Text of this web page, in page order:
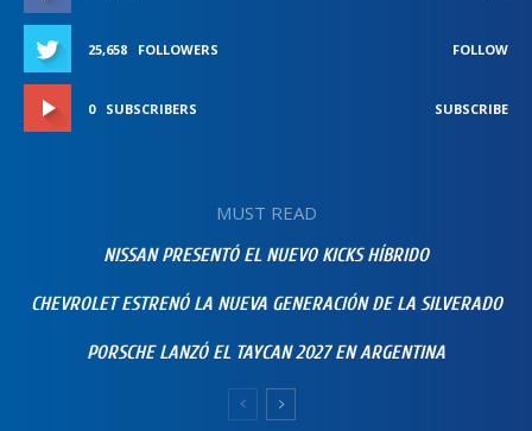
25,658 FOLLOWERS FOLLOW
0 SUBSCRIBERS SUBSCRIBE
MUST READ
NISSAN PRESENTÓ EL NUEVO KICKS HÍBRIDO
CHEVROLET ESTRENÓ LA NUEVA GENERACIÓN DE LA SILVERADO
PORSCHE LANZÓ EL TAYCAN 2027 EN ARGENTINA